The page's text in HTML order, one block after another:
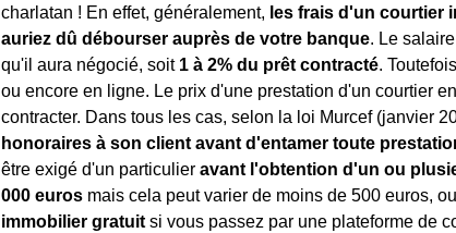
charlatan ! En effet, généralement, les frais d'un courtier
auriez dû débourser auprès de votre banque. Le
qu'il aura négocié, soit 1 à 2% du prêt contracté.
ou encore en ligne. Le prix d'une prestation d'un courtier
contracter. Dans tous les cas, selon la loi Murcef (janvier
honoraires à son client avant d'entamer toute
être exigé d'un particulier avant l'obtention d'un ou
000 euros mais cela peut varier de moins de 500 euros,
immobilier gratuit si vous passez par une plateforme de